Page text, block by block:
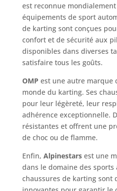
est reconnue
équipements de sport
de karting sont conçues
confort et de sécurité aux
disponibles dans diverses
satisfaire tous les goûts.
OMP est une autre marque
monde du karting. Ses
pour leur légèreté, leur
adhérence exceptionnelle.
résistantes et offrent une
de choc ou de flamme.
Enfin, Alpinestarsest une
dans le domaine des sports
chaussures de karting sont